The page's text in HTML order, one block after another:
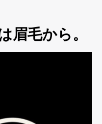
眉毛から。